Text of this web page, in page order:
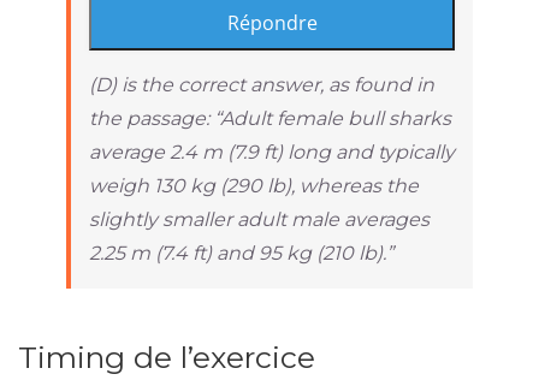
(D) is the correct answer, as found in
the passage: “Adult female bull sharks
average 2.4 m (7.9 ft) long and typically
weigh 130 kg (290 lb), whereas the
slightly smaller adult male averages
2.25 m (7.4 ft) and 95 kg (210 lb).”
Timing de l’exercice